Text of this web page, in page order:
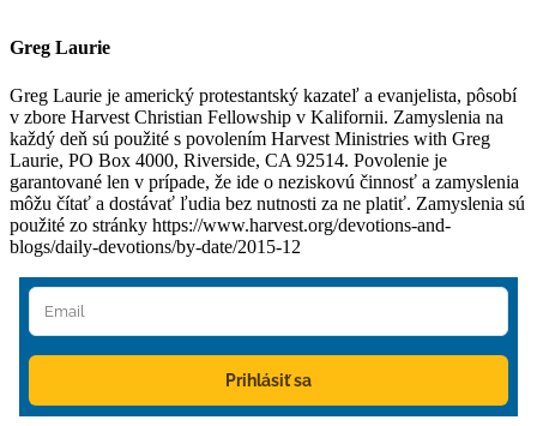
Greg Laurie
Greg Laurie je americký protestantský kazateľ a evanjelista, pôsobí
v zbore Harvest Christian Fellowship v Kalifornii. Zamyslenia na
každý deň sú použité s povolením Harvest Ministries with Greg
Laurie, PO Box 4000, Riverside, CA 92514. Povolenie je
garantované len v prípade, že ide o neziskovú činnosť a zamyslenia
môžu čítať a dostávať ľudia bez nutnosti za ne platiť. Zamyslenia sú
použité zo stránky https://www.harvest.org/devotions-and-
blogs/daily-devotions/by-date/2015-12
Prihlásiť sa